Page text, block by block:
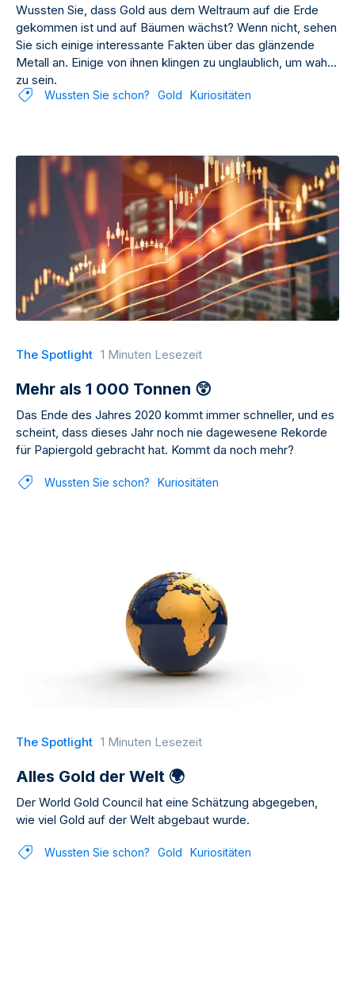
Wussten Sie, dass Gold aus dem Weltraum auf die Erde
gekommen ist und auf Bäumen wächst? Wenn nicht, sehen
Sie sich einige interessante Fakten über das glänzende
Metall an. Einige von ihnen klingen zu unglaublich, um wahr
zu sein.
Wussten Sie schon? Gold Kuriositäten
The Spotlight 1 Minuten Lesezeit
Mehr als 1 000 Tonnen 😲
Das Ende des Jahres 2020 kommt immer schneller, und es
scheint, dass dieses Jahr noch nie dagewesene Rekorde
für Papiergold gebracht hat. Kommt da noch mehr?
Wussten Sie schon? Kuriositäten
The Spotlight 1 Minuten Lesezeit
Alles Gold der Welt 🌍
Der World Gold Council hat eine Schätzung abgegeben,
wie viel Gold auf der Welt abgebaut wurde.
Wussten Sie schon? Gold Kuriositäten